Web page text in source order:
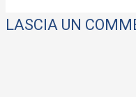
LASCIA UN